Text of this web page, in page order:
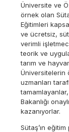
Üniversite ve
örnek olan
Eğitimleri
ve ücretsiz, süt
verimli
teorik ve
tarım ve
Üniversitelerin
uzmanları
tamamlayanlar,
Bakanlığı
kazanıyorlar.
Sütaş’ın